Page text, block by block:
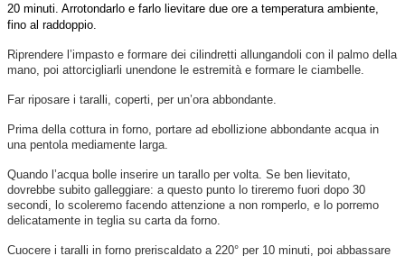
20 minuti. Arrotondarlo e farlo lievitare due ore a temperatura ambiente,
fino al raddoppio.
Riprendere l’impasto e formare dei cilindretti allungandoli con il palmo della
mano, poi attorcigliarli unendone le estremità e formare le ciambelle.
Far riposare i taralli, coperti, per un’ora abbondante.
Prima della cottura in forno, portare ad ebollizione abbondante acqua in
una pentola mediamente larga.
Quando l’acqua bolle inserire un tarallo per volta. Se ben lievitato,
dovrebbe subito galleggiare: a questo punto lo tireremo fuori dopo 30
secondi, lo scoleremo facendo attenzione a non romperlo, e lo porremo
delicatamente in teglia su carta da forno.
Cuocere i taralli in forno preriscaldato a 220° per 10 minuti, poi abbassare